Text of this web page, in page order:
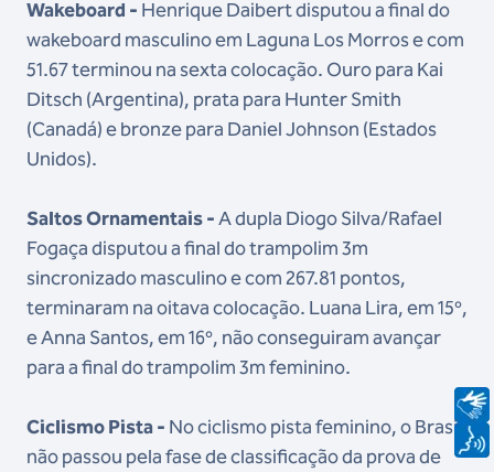
Wakeboard - Henrique Daibert disputou a final do
wakeboard masculino em Laguna Los Morros e com
51.67 terminou na sexta colocação. Ouro para Kai
Ditsch (Argentina), prata para Hunter Smith
(Canadá) e bronze para Daniel Johnson (Estados
Unidos).
Saltos Ornamentais -A dupla Diogo Silva/Rafael
Fogaça disputou a final do trampolim 3m
sincronizado masculino e com 267.81 pontos,
terminaram na oitava colocação. Luana Lira, em 15º,
e Anna Santos, em 16º, não conseguiram avançar
para a final do trampolim 3m feminino.
Ciclismo Pista - No ciclismo pista feminino, o Brasil
não passou pela fase de classificação da prova de